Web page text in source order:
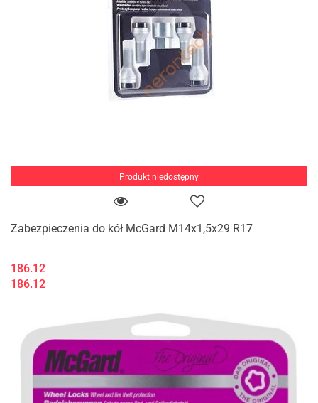
Produkt niedostępny
Zabezpieczenia do kół McGard M14x1,5x29 R17
186.12
186.12